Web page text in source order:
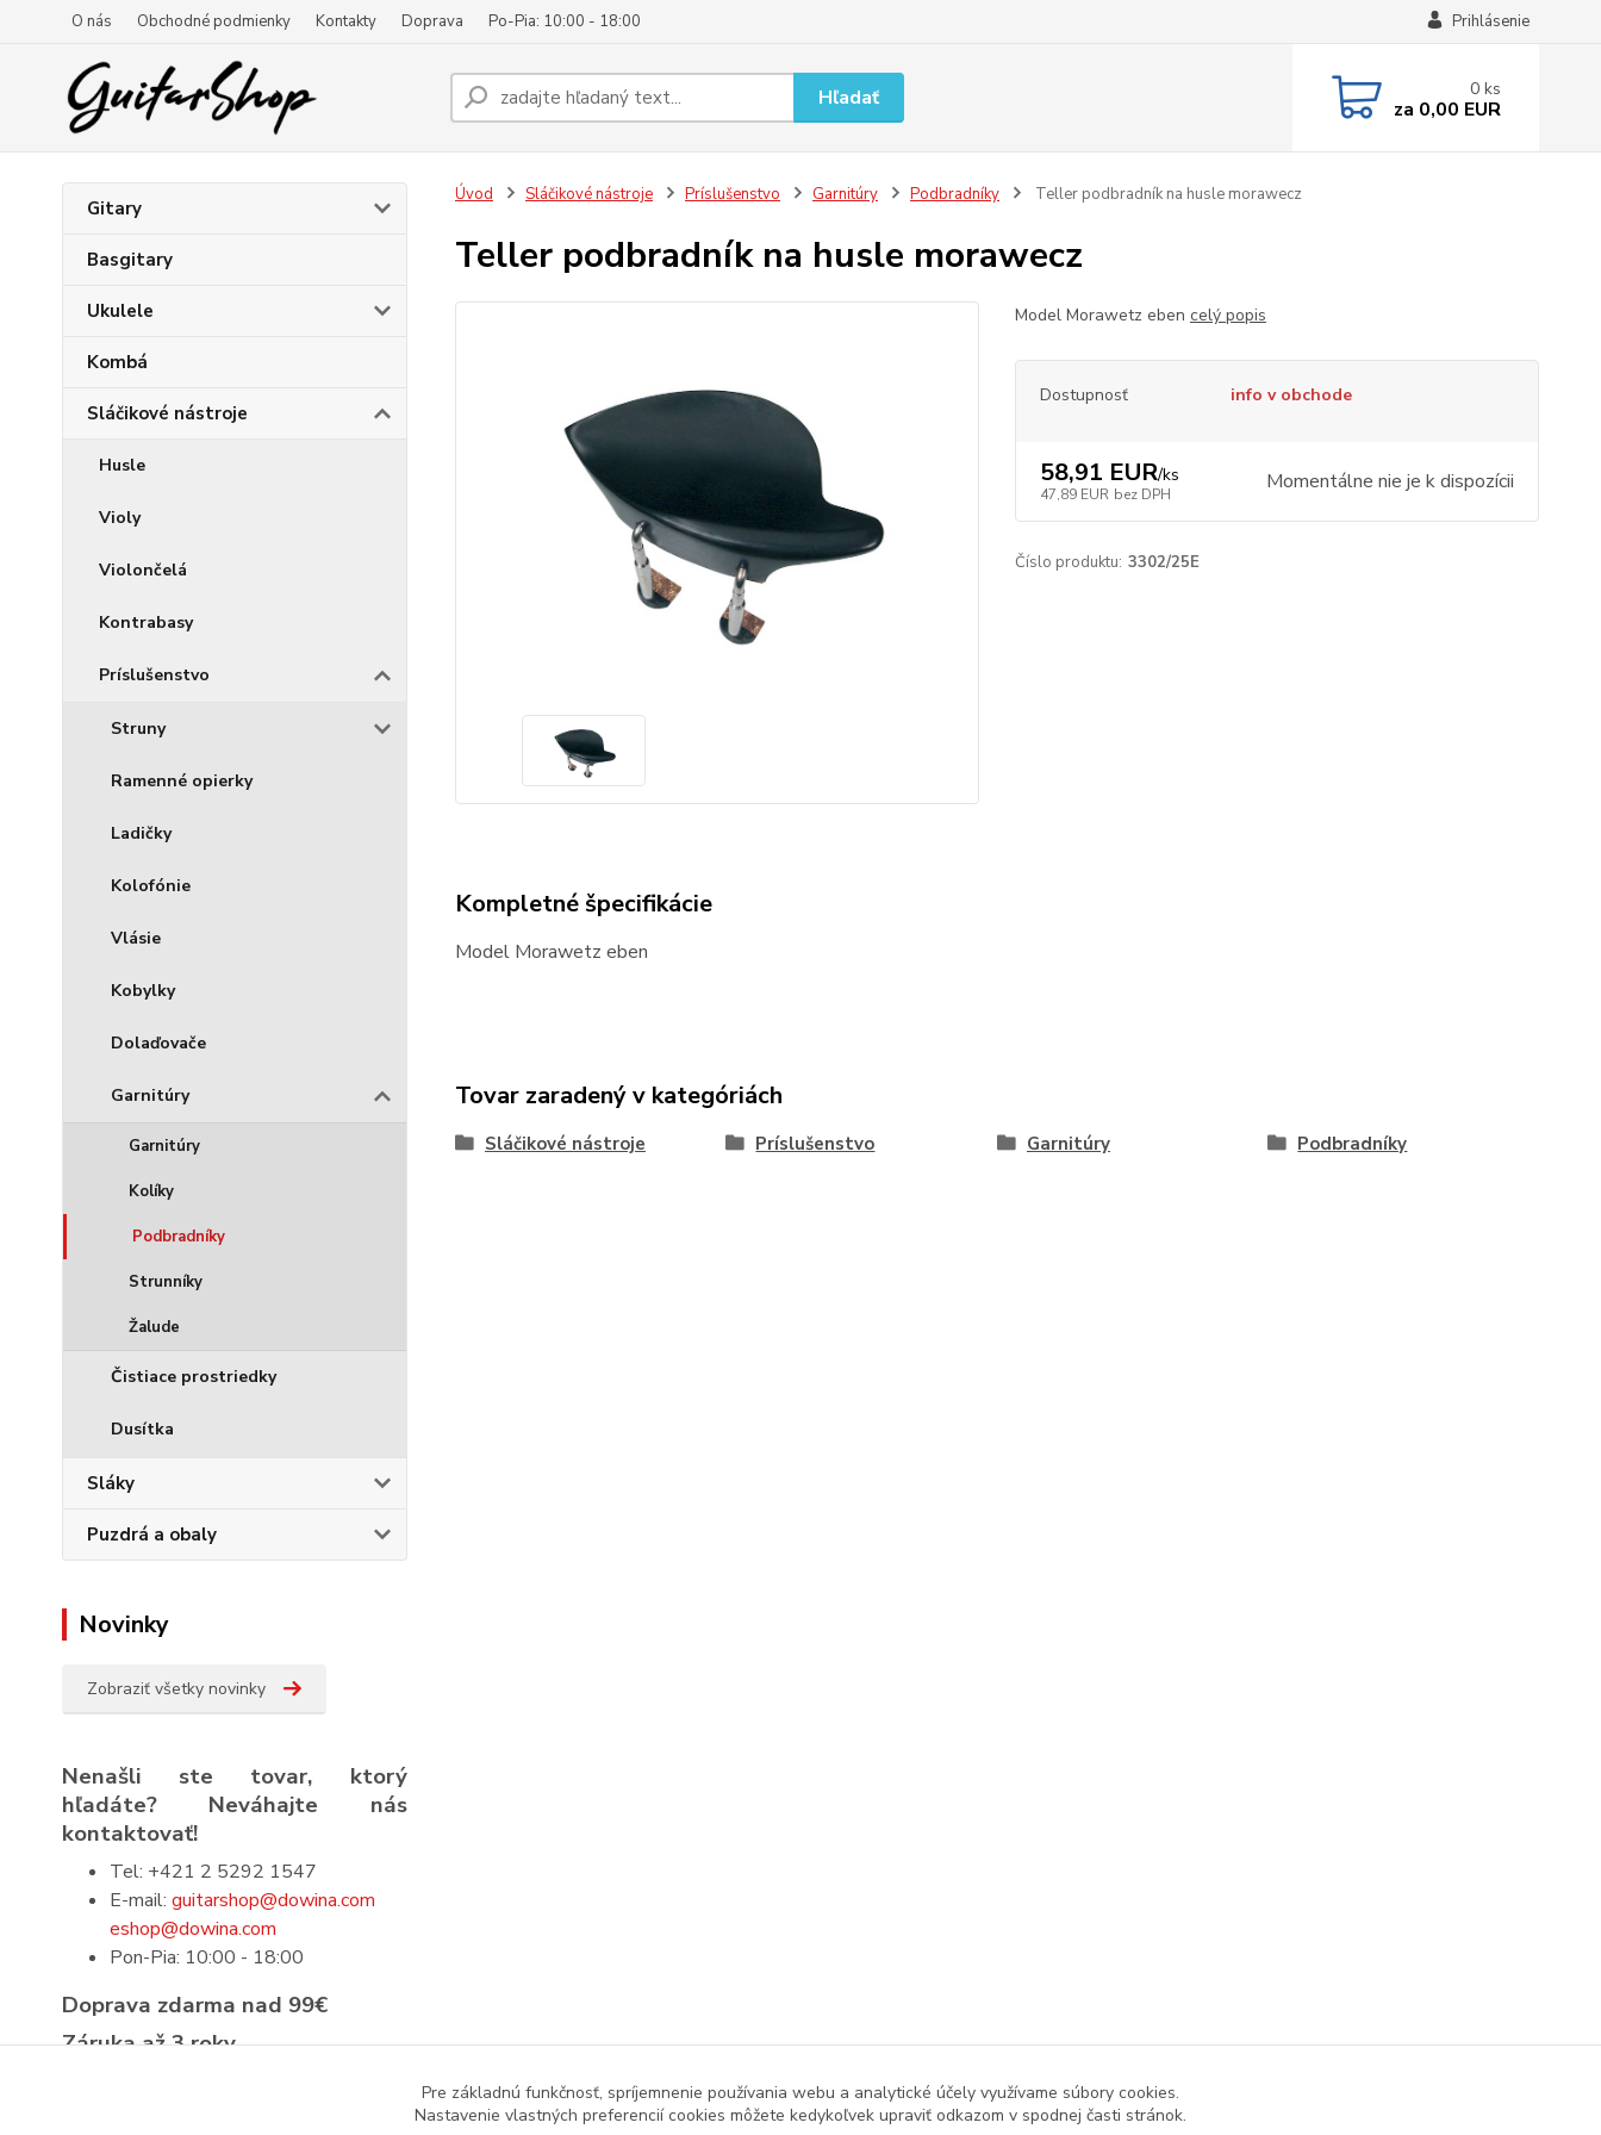
O nás Obchodné podmienky Kontakty Doprava Po-Pia: 10:00 - 18:00 Prihlásenie
Hľadať 0 ks
za 0,00 EUR
Gitary
Basgitary
Ukulele
Kombá
Sláčikové nástroje
Husle
Violy
Violončelá
Kontrabasy
Príslušenstvo
Struny
Ramenné opierky
Ladičky
Kolofónie
Vlásie
Kobylky
Dolaďovače
Garnitúry
Garnitúry
Kolíky
Podbradníky
Strunníky
Žalude
Čistiace prostriedky
Dusítka
Sláky
Puzdrá a obaly
Novinky
Zobraziť všetky novinky
Nenašli ste tovar, ktorý
hľadáte? Neváhajte nás
kontaktovať!
Tel: +421 2 5292 1547
E-mail: guitarshop@dowina.com
eshop@dowina.com
Pon-Pia: 10:00 - 18:00
Doprava zdarma nad 99€
Záruka až 3 roky
Úvod Sláčikové nástroje Príslušenstvo Garnitúry Podbradníky Teller podbradník na husle morawecz
Teller podbradník na husle morawecz
Model Morawetz eben celý popis
Dostupnosť info v obchode
58,91 EUR/ks
47,89 EUR bez DPH Momentálne nie je k dispozícii
Číslo produktu: 3302/25E
Kompletné špecifikácie
Model Morawetz eben
Tovar zaradený v kategóriách
Sláčikové nástroje Príslušenstvo Garnitúry Podbradníky
Pre základnú funkčnosť, spríjemnenie používania webu a analytické účely využívame súbory cookies.
Nastavenie vlastných preferencií cookies môžete kedykoľvek upraviť odkazom v spodnej časti stránok.